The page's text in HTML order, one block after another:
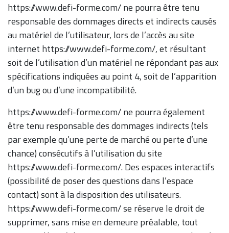
https://www.defi-forme.com/ ne pourra être tenu
responsable des dommages directs et indirects causés
au matériel de l’utilisateur, lors de l’accès au site
internet https://www.defi-forme.com/, et résultant
soit de l’utilisation d’un matériel ne répondant pas aux
spécifications indiquées au point 4, soit de l’apparition
d’un bug ou d’une incompatibilité.
https://www.defi-forme.com/ ne pourra également
être tenu responsable des dommages indirects (tels
par exemple qu’une perte de marché ou perte d’une
chance) consécutifs à l’utilisation du site
https://www.defi-forme.com/. Des espaces interactifs
(possibilité de poser des questions dans l’espace
contact) sont à la disposition des utilisateurs.
https://www.defi-forme.com/ se réserve le droit de
supprimer, sans mise en demeure préalable, tout